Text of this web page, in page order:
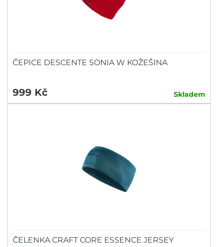
ČEPICE DESCENTE SONIA W KOŽEŠINA
999 Kč Skladem
ČELENKA CRAFT CORE ESSENCE JERSEY